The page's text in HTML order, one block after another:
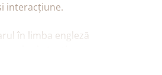
interacțiune.
în limba engleză
imagine–cuvânt